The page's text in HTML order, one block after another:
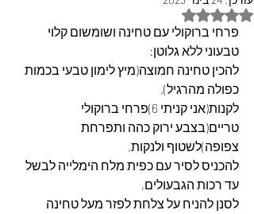
דירוג של NaN מתוך 5 כוכבים
פרחי ברוקולי עם טחינה ושומשום קלוי
טבעוני ללא גלוטן:
להכין טחינה חמוצה(מיץ לימון טבעי בכמות
כפולה מהרגיל),
לקנות(אני קניתי 6)פרחי ברוקולי
טריים(בצבע ירוק כהה ותפרחת
צפופה)לשטוף ולנקות,
להכניס לסיר עם כפית מלח הימלייה לבשל
עד רכות הגבעולים,
לסנן להניח על צלחת לפזר מעל טחינה